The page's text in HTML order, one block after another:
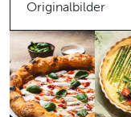
Originalbilder